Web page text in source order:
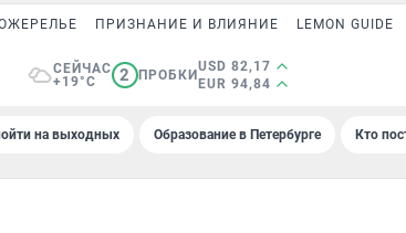
ПРИЗНАНИЕ И ВЛИЯНИЕ LEMON GUIDE
СЕЙЧАС
+19°C
2 ПРОБКИ
USD 82,17
EUR 94,84
на выходных Образование в Петербурге Кто